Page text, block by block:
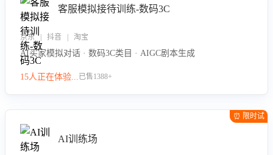
客服模拟接待训练-数码3C
京东 | 抖音 | 淘宝
AI买家模拟对话 · 数码3C类目 · AIGC剧本生成
15人正在体验...已售1388+
⏰ 限时试
AI训练场